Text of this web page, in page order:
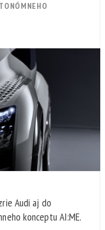
Audi aj do
konceptu AI:ME.